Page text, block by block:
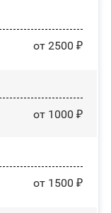
от 2500 ₽
от 1000 ₽
от 1500 ₽